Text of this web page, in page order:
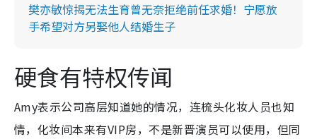
樊亦敏惊揭无法生育曾无奈拒绝前任求婚！宁愿放
手希望对方另娶他人结婚生子
硬食有特权传闻
Amy表示公司高层知道她的情况，连梳头化妆人员也知
情，化妆间本来有VIP房，不是新晋演员可以使用，但同